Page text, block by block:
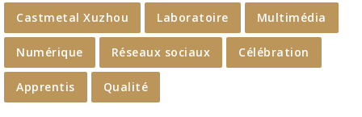
Castmetal Xuzhou Laboratoire Multimédia
Numérique Réseaux sociaux Célébration
Apprentis Qualité